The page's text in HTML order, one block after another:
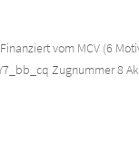
vom MCV (6
Zugnummer 8